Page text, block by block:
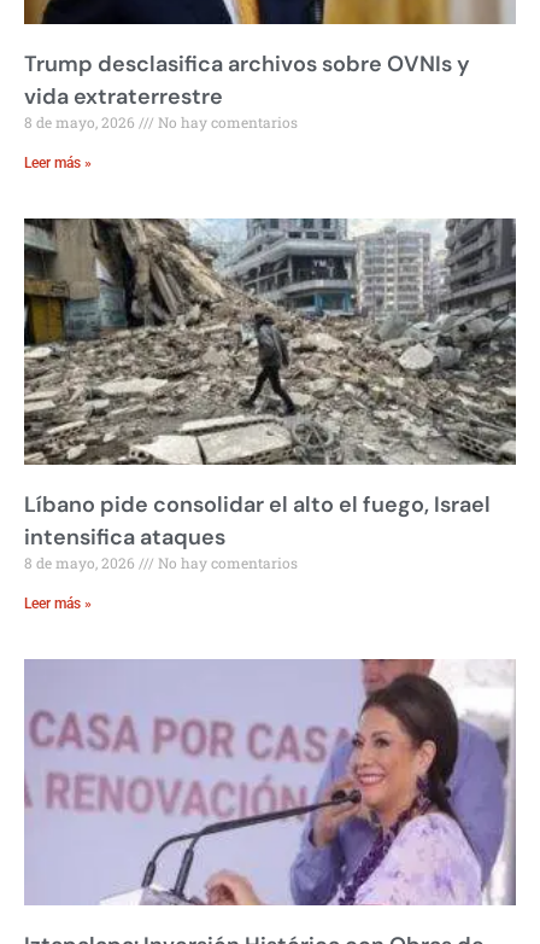
Trump desclasifica archivos sobre OVNIs y
vida extraterrestre
8 de mayo, 2026 No hay comentarios
Leer más »
Líbano pide consolidar el alto el fuego, Israel
intensifica ataques
8 de mayo, 2026 No hay comentarios
Leer más »